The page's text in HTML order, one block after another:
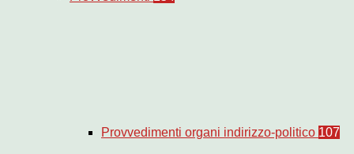
Provvedimenti organi indirizzo-politico 107